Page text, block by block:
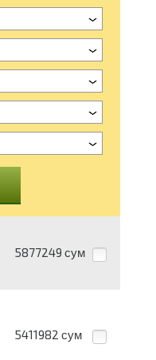
5877249 сум
5411982 сум